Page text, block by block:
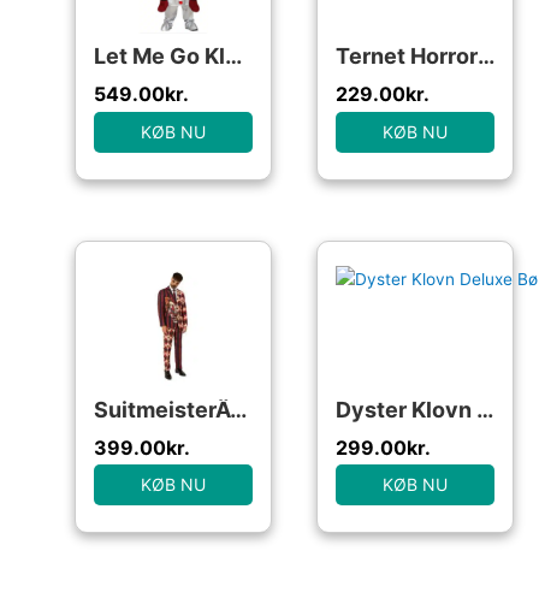
Let Me Go Klovn Carry Me
549.00kr.
KØB NU
Ternet Horror Klovn Kostume Rød/Sort
229.00kr.
KØB NU
SuitmeisterÂ® Killer Clown Jakkesæt
399.00kr.
KØB NU
Dyster Klovn Deluxe Børnekostume
299.00kr.
KØB NU